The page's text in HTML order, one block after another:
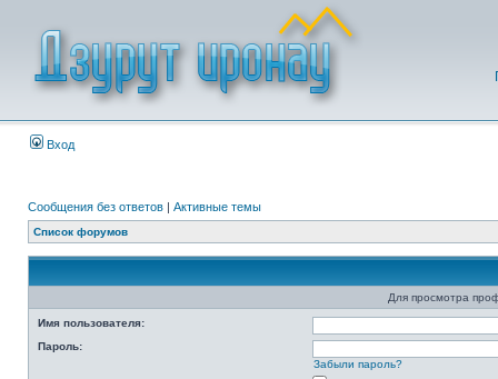
Вход
Сообщения без ответов | Активные темы
Список форумов
Для просмотра
Имя пользователя:
Пароль:
Забыли пароль?